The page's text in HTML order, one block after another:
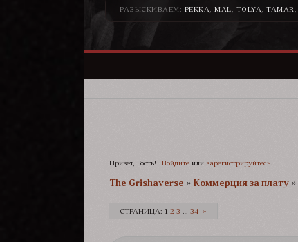
РАЗЫСКИВАЕМ: PEKKA MAL TOLYA TAMAR
Привет, Гость! Войдите или зарегистрируйтесь
The Grishaverse­­­ » Коммерция за плату »
СТРАНИЦА: 1 2 3 34 »